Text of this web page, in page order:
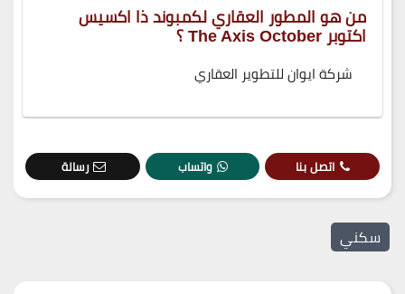
من هو المطور العقاري لكمبوند ذا اكسيس
اكتوبر The Axis October ؟
شركة ايوان للتطوير العقاري
اتصل بنا واتساب رسالة
سكني